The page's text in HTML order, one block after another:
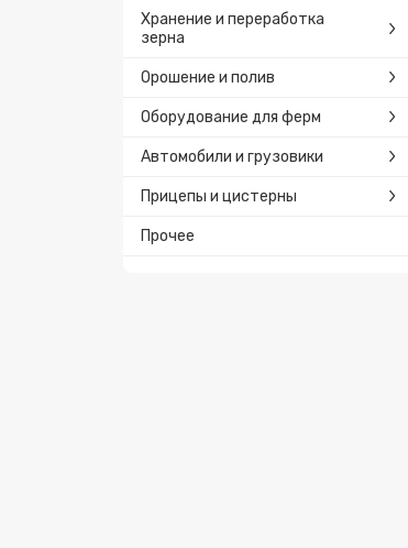
Хранение и переработка
зерна
Орошение и полив
Оборудование для ферм
Автомобили и грузовики
Прицепы и цистерны
Прочее